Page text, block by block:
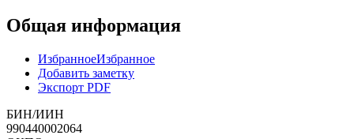
Общая информация
ИзбранноеИзбранное
Добавить заметку
Экспорт PDF
БИН/ИИН
990440002064